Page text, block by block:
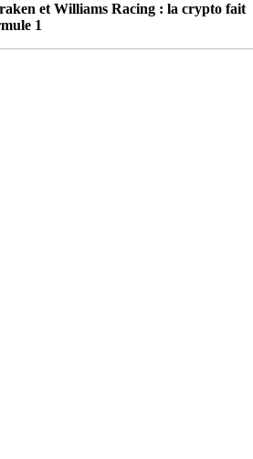
et Williams Racing : la crypto fait
1